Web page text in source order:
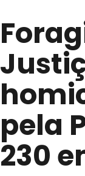
pela
230